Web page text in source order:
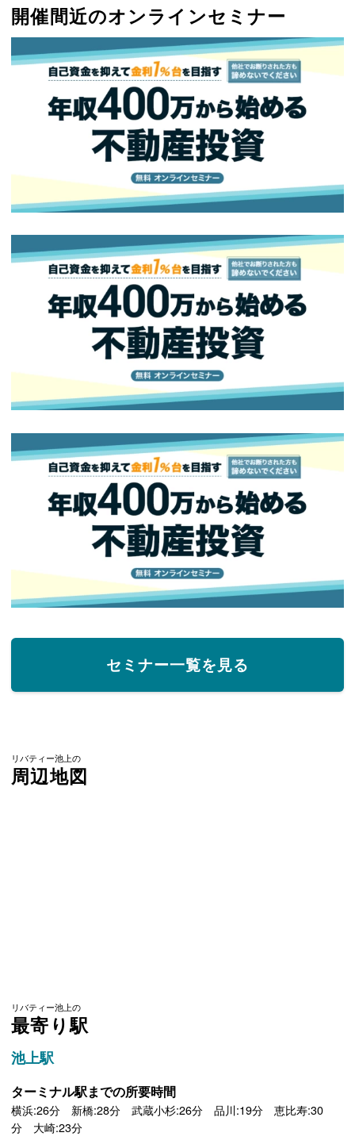
開催間近のオンラインセミナー
セミナー一覧を見る
リバティー池上の
周辺地図
リバティー池上の
最寄り駅
池上駅
ターミナル駅までの所要時間
横浜:26分 新橋:28分 武蔵小杉:26分 品川:19分 恵比寿:30
分 大崎:23分